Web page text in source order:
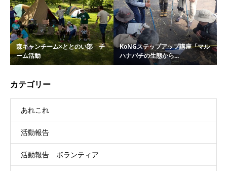
森キャンチーム×ととのい部 チ
ーム活動
KoNGステップアップ講座「マル
ハナバチの生態から...
カテゴリー
あれこれ
活動報告
活動報告 ボランティア